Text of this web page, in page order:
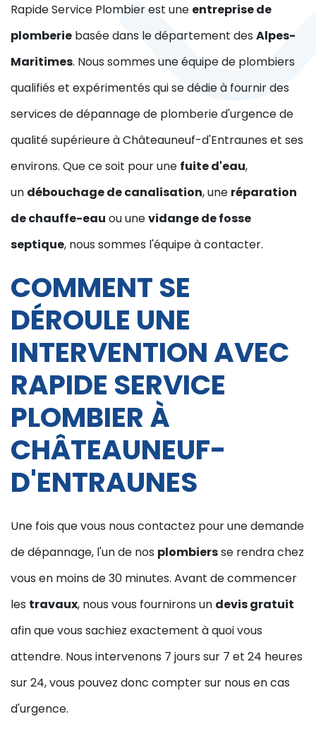
Rapide Service Plombier est une entreprise de
plomberie basée dans le département des Alpes-
Maritimes. Nous sommes une équipe de plombiers
qualifiés et expérimentés qui se dédie à fournir des
services de dépannage de plomberie d'urgence de
qualité supérieure à Châteauneuf-d'Entraunes et ses
environs. Que ce soit pour une fuite d'eau,
un débouchage de canalisation, une réparation
de chauffe-eau ou unevidange de fosse
septique, nous sommes l'équipe à contacter.
COMMENT SE
DÉROULE UNE
INTERVENTION AVEC
RAPIDE SERVICE
PLOMBIER À
CHÂTEAUNEUF-
D'ENTRAUNES
Une fois que vous nous contactez pour une demande
de dépannage, l'un de nos plombiersse rendra chez
vous en moins de 30 minutes. Avant de commencer
les travaux, nous vous fournirons un devis gratuit
afin que vous sachiez exactement à quoi vous
attendre. Nous intervenons 7 jours sur 7 et 24 heures
sur 24, vous pouvez donc compter sur nous en cas
d'urgence.